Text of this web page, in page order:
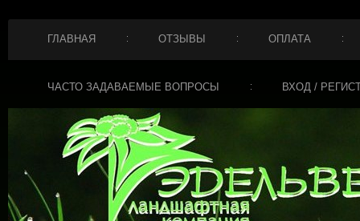
ГЛАВНАЯ ОТЗЫВЫ ОПЛАТА
ЧАСТО ЗАДАВАЕМЫЕ ВОПРОСЫ ВХОД /